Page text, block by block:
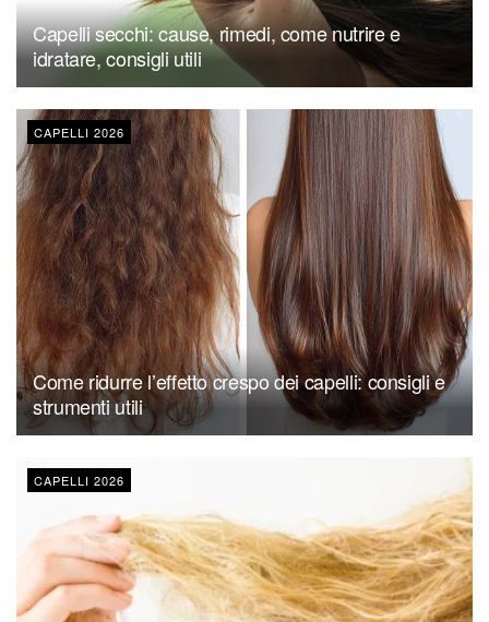
Capelli secchi: cause, rimedi, come nutrire e
idratare, consigli utili
CAPELLI 2026
Come ridurre l’effetto crespo dei capelli: consigli e
strumenti utili
CAPELLI 2026